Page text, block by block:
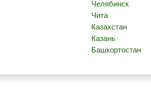
Челябинск
Чита
Казахстан
Казань
Башкортостан